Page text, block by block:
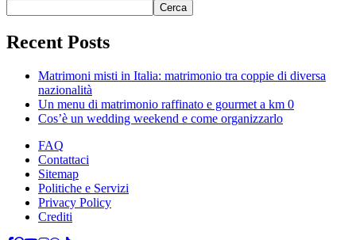
Cerca
Recent Posts
Matrimoni misti in Italia: matrimonio tra coppie di diversa
nazionalità
Un menu di matrimonio raffinato e gourmet a km 0
Cos’è un wedding weekend e come organizzarlo
FAQ
Contattaci
Sitemap
Politiche e Servizi
Privacy Policy
Crediti